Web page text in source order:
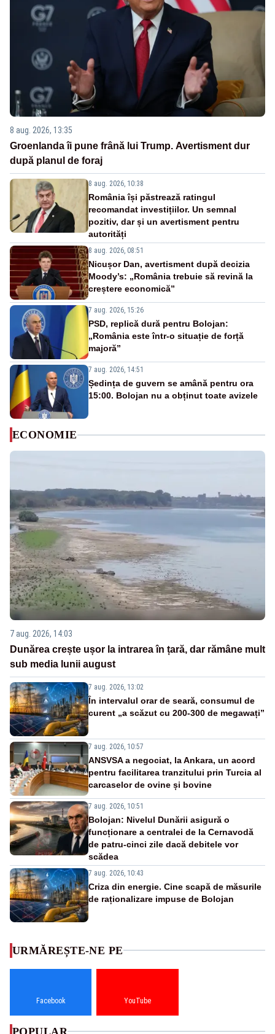
8 aug. 2026, 13:35
Groenlanda îi pune frână lui Trump. Avertisment dur
după planul de foraj
8 aug. 2026, 10:38
România își păstrează ratingul
recomandat investițiilor. Un semnal
pozitiv, dar și un avertisment pentru
autorități
8 aug. 2026, 08:51
Nicușor Dan, avertisment după decizia
Moody’s: „România trebuie să revină la
creștere economică”
7 aug. 2026, 15:26
PSD, replică dură pentru Bolojan:
„România este într-o situație de forță
majoră”
7 aug. 2026, 14:51
Ședința de guvern se amână pentru ora
15:00. Bolojan nu a obținut toate avizele
ECONOMIE
7 aug. 2026, 14:03
Dunărea crește ușor la intrarea în țară, dar rămâne mult
sub media lunii august
7 aug. 2026, 13:02
În intervalul orar de seară, consumul de
curent „a scăzut cu 200-300 de megawați”
7 aug. 2026, 10:57
ANSVSA a negociat, la Ankara, un acord
pentru facilitarea tranzitului prin Turcia al
carcaselor de ovine și bovine
7 aug. 2026, 10:51
Bolojan: Nivelul Dunării asigură o
funcționare a centralei de la Cernavodă
de patru-cinci zile dacă debitele vor
scădea
7 aug. 2026, 10:43
Criza din energie. Cine scapă de măsurile
de raționalizare impuse de Bolojan
URMĂREȘTE-NE PE
Facebook YouTube
POPULAR